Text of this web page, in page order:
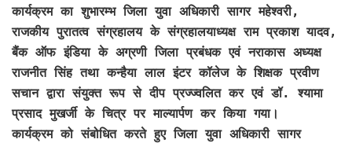
कार्यक्रम का शुभारम्भ जिला युवा अधिकारी सागर महेश्वरी,
राजकीय पुरातत्व संग्रहालय के संग्रहालयाध्यक्ष राम प्रकाश यादव,
बैंक ऑफ इंडिया के अग्रणी जिला प्रबंधक एवं नराकास अध्यक्ष
राजनीत सिंह तथा कन्हैया लाल इंटर कॉलेज के शिक्षक प्रवीण
सचान द्वारा संयुक्त रूप से दीप प्रज्ज्वलित कर एवं डॉ. श्यामा
प्रसाद मुखर्जी के चित्र पर माल्यार्पण कर किया गया।
कार्यक्रम को संबोधित करते हुए जिला युवा अधिकारी सागर